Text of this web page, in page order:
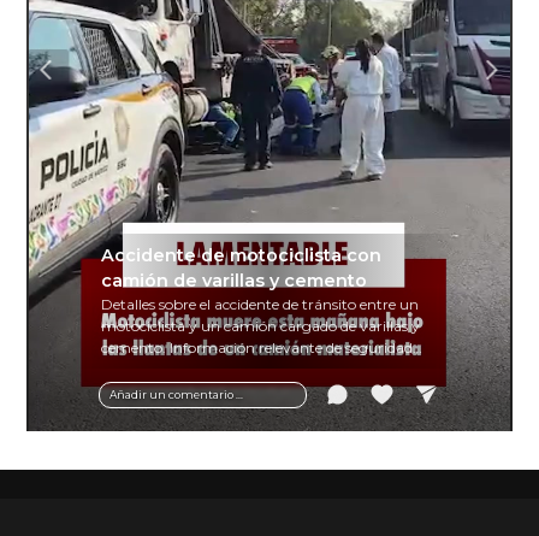
Añadir un comentario ...
Accidente de motociclista con
camión de varillas y cemento
Detalles sobre el accidente de tránsito entre un
motociclista y un camión cargado de varillas y
cemento. Información relevante de seguridad
vial y recomendaciones para motociclistas.